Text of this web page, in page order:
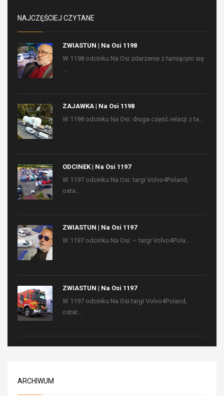
NAJCZĘŚCIEJ CZYTANE
ZWIASTUN | Na Osi 1198
W 1198 odcinku Na Osi zdarzenie z łamiącym się
ZAJAWKA | Na Osi 1198
W 1198 odcinku Na Osi: druga część relacji z ta...
ODCINEK | Na Osi 1197
W 1197 odcinku Na Osi: targi Volvo4Poland,
osta...
ZWIASTUN | Na Osi 1197
W 1197 odcinku Na Osi: – targi Volvo4Pola...
ZWIASTUN | Na Osi 1197
W 1197 odcinku Na Osi targi Volvo4Poland,
ostat...
ARCHIWUM